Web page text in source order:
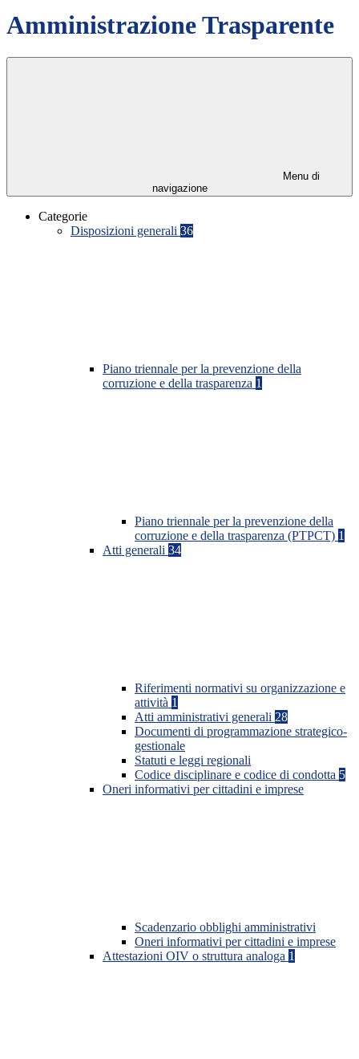
Amministrazione Trasparente
Menu di
navigazione
Categorie
Disposizioni generali 36
Piano triennale per la prevenzione della
corruzione e della trasparenza 1
Piano triennale per la prevenzione della
corruzione e della trasparenza (PTPCT) 1
Atti generali 34
Riferimenti normativi su organizzazione e
attività 1
Atti amministrativi generali 28
Documenti di programmazione strategico-
gestionale
Statuti e leggi regionali
Codice disciplinare e codice di condotta 5
Oneri informativi per cittadini e imprese
Scadenzario obblighi amministrativi
Oneri informativi per cittadini e imprese
Attestazioni OIV o struttura analoga 1